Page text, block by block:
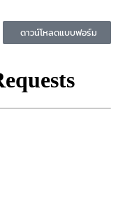
ดาวน์โหลดแบบฟอร์ม